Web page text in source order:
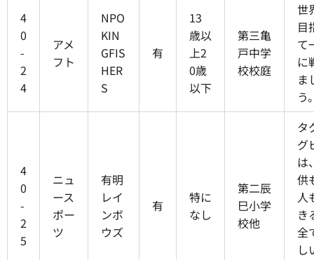
4
0
-
2
4
アメ
フト
NPO
KIN
GFIS
HER
S
有
13
歳以
上2
0歳
以下
第三亀
戸中学
校校庭
世
目
て
に
ま
う
4
0
-
2
5
ニュ
ース
ポー
ツ
有明
レイ
ンボ
ウズ
有
特に
なし
第二辰
巳小学
校他
タ
グ
は
供
人
き
全
し